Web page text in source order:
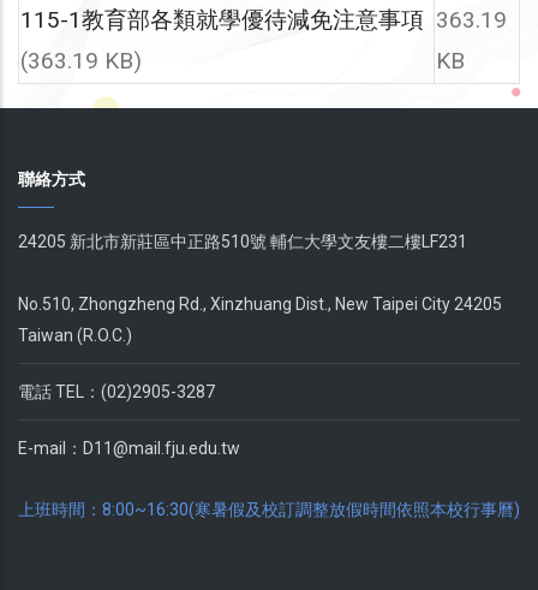
115-1教育部各類就學優待減免注意事項
(363.19 KB)
363.19
KB
聯絡方式
24205 新北市新莊區中正路510號 輔仁大學文友樓二樓LF231
No.510, Zhongzheng Rd., Xinzhuang Dist., New Taipei City 24205
Taiwan (R.O.C.)
電話 TEL：(02)2905-3287
E-mail： D11@mail.fju.edu.tw
上班時間：8:00~16:30(寒暑假及校訂調整放假時間依照本校行事曆)